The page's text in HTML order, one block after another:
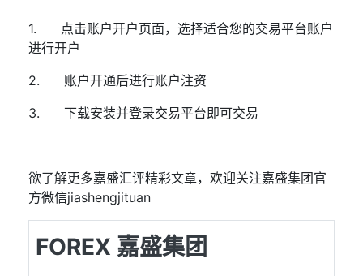
1. 点击账户开户页面，选择适合您的交易平台账户
进行开户
2. 账户开通后进行账户注资
3. 下载安装并登录交易平台即可交易
欲了解更多嘉盛汇评精彩文章，欢迎关注嘉盛集团官
方微信jiashengjituan
FOREX 嘉盛集团